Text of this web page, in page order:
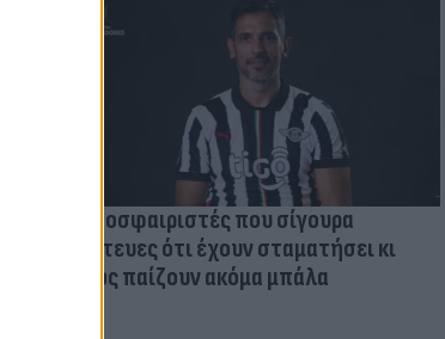
Ποδοσφαιριστές που σίγουρα
πίστευες ότι έχουν σταματήσει κι
όμως παίζουν ακόμα μπάλα